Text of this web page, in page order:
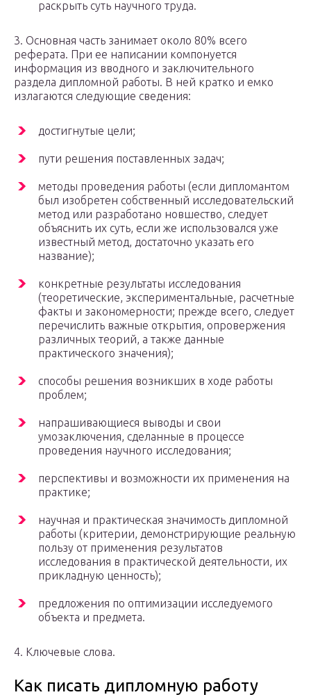
раскрыть суть научного труда.
3. Основная часть занимает около 80% всего
реферата. При ее написании компонуется
информация из вводного и заключительного
раздела дипломной работы. В ней кратко и емко
излагаются следующие сведения:
достигнутые цели;
пути решения поставленных задач;
методы проведения работы (если дипломантом
был изобретен собственный исследовательский
метод или разработано новшество, следует
объяснить их суть, если же использовался уже
известный метод, достаточно указать его
название);
конкретные результаты исследования
(теоретические, экспериментальные, расчетные
факты и закономерности; прежде всего, следует
перечислить важные открытия, опровержения
различных теорий, а также данные
практического значения);
способы решения возникших в ходе работы
проблем;
напрашивающиеся выводы и свои
умозаключения, сделанные в процессе
проведения научного исследования;
перспективы и возможности их применения на
практике;
научная и практическая значимость дипломной
работы (критерии, демонстрирующие реальную
пользу от применения результатов
исследования в практической деятельности, их
прикладную ценность);
предложения по оптимизации исследуемого
объекта и предмета.
4. Ключевые слова.
Как писать дипломную работу